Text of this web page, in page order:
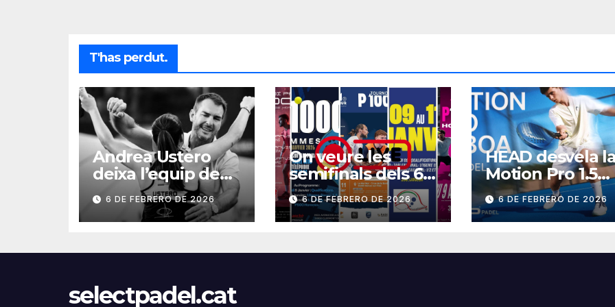
T'has perdut.
Andrea Ustero
deixa l’equip de
Pablo Aymá
6 DE FEBRERO DE 2026
On veure les
semifinals dels 6
P1000 del cap de
setmana?
6 DE FEBRERO DE 2026
HEAD desvela
Motion Pro 1.5
BOA
6 DE FEBRERO DE 2026
selectpadel.cat